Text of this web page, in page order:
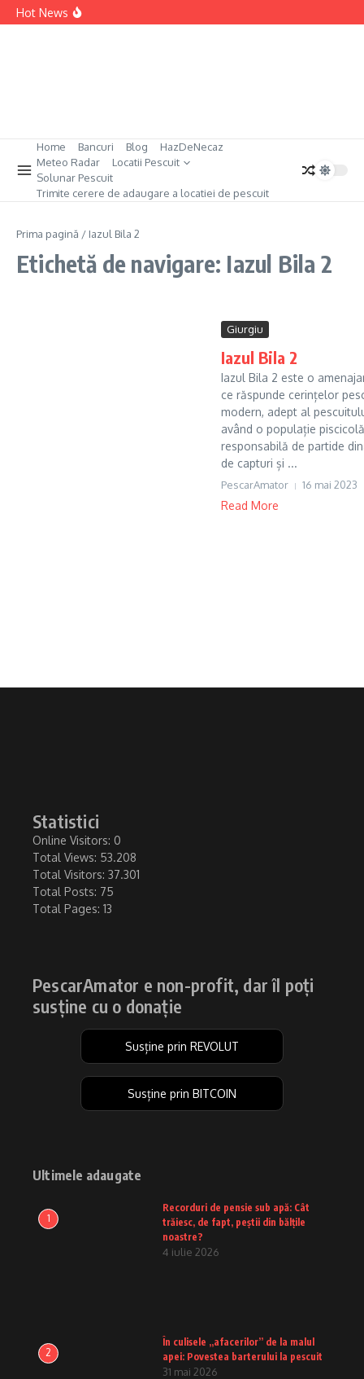
Sari la conținut
Hot News
Home Bancuri Blog
HazDeNecaz
Meteo Radar
Locatii Pescuit
Solunar Pescuit
Trimite cerere de adaugare a locatiei de pescuit
Prima pagină / Iazul Bila 2
Etichetă de navigare: Iazul Bila 2
Giurgiu
Iazul Bila 2
Iazul Bila 2 este o
ce răspunde cerințelor
modern, adept al
având o populație
responsabilă de partide
de capturi și ...
PescarAmator 16 mai 2023
Read More
Statistici
Online Visitors: 0
Total Views: 53.208
Total Visitors: 37.301
Total Posts: 75
Total Pages: 13
PescarAmator e non-profit, dar îl poți
susține cu o donație
Susține prin REVOLUT
Susține prin BITCOIN
Ultimele adaugate
1
Recorduri de pensie sub apă: Cât
trăiesc, de fapt, peștii din bălțile
noastre?
4 iulie 2026
2
În culisele „afacerilor” de la malul
apei: Povestea barterului la pescuit
31 mai 2026